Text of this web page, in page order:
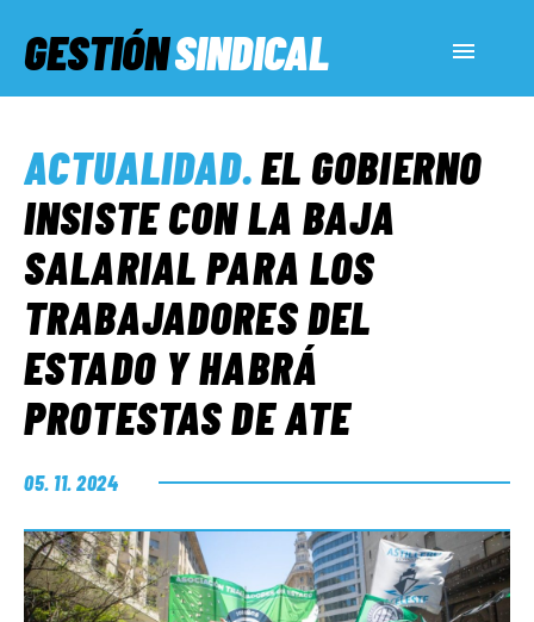
GESTIÓNSINDICAL
SERVICIOS SOCIALES
INFORMES ESPECIALES
FUERA DE MEGÁFONO
ACTUALIDAD.EL GOBIERNO
INSISTE CON LA BAJA
SALARIAL PARA LOS
TRABAJADORES DEL
ESTADO Y HABRÁ
PROTESTAS DE ATE
05. 11. 2024